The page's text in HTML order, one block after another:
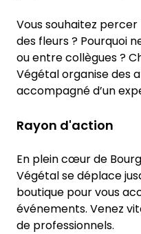
Vous souhaitez
des fleurs ? Pourquoi
ou entre collègues ?
Végétal organise des
accompagné d’un
Rayon d'action
En plein cœur de
Végétal se déplace
boutique pour vous
événements. Venez
de professionnels.